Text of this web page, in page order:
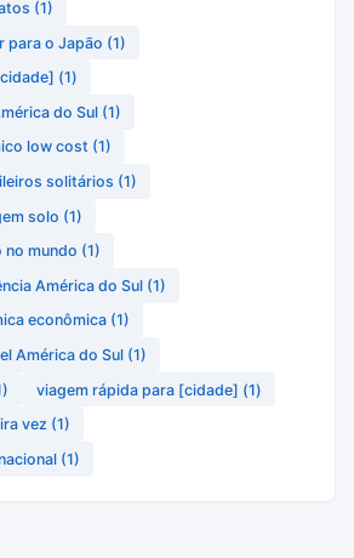
(1)
para o Japão (1)
(1)
do Sul (1)
low cost (1)
solitários (1)
solo (1)
mundo (1)
América do Sul (1)
econômica (1)
América do Sul (1)
viagem rápida para [cidade] (1)
vez (1)
(1)